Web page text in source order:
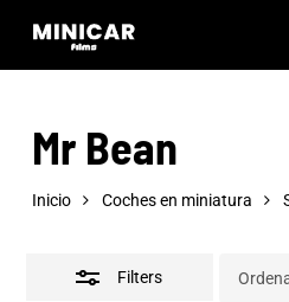
Skip
contentMr Bean
Inicio Coches en miniatura
Filters